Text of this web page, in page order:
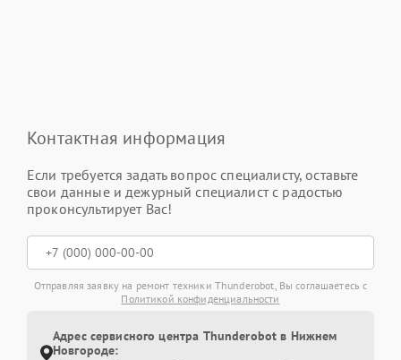
Контактная информация
Если требуется задать вопрос специалисту, оставьте
свои данные и дежурный специалист с радостью
проконсультирует Вас!
Отправляя заявку на ремонт техники Thunderobot, Вы соглашаетесь с
Политикой конфиденциальности
Адрес сервисного центра Thunderobot в Нижнем
Новгороде: